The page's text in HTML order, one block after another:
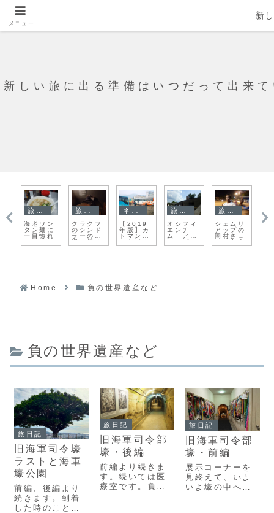
新しい旅に出る準備はいつだって出来
海老ワン
タン麺に
一目惚れ
クラクフ
のシンド
ラーの工
場に行く
【2019
年版】カ
トマンズ
からポカ
ラへのバ
オシフィ
エンチ
ム アウ
シュヴィ
ッツ強制
シェムリ
アップの
岡村さん
との出会
い
ホ
Home 負の世界遺産など
負の世界遺産など
旅日記
旧海軍司令壕
ラストと海軍
壕公園
前編、後編より
続きます。到着
した時のことを
旅日記
旧海軍司令部
壕・後編
前編より続きま
す。続いては医
療室です。負傷
旅日記
旧海軍司令部
壕・前編
展示コーナーを
見終えて、いよ
いよ壕の中へと
メニュー
新